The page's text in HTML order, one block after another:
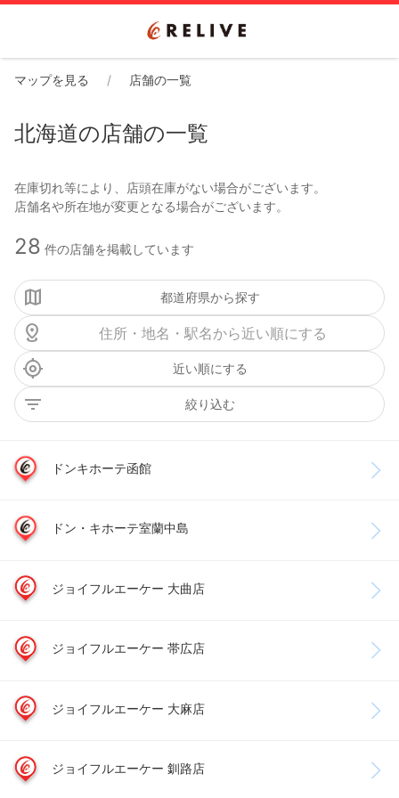
マップを見る 店舗の一覧
北海道の店舗の一覧
在庫切れ等により、店頭在庫がない場合がございます。
28 件の店舗を掲載しています
都道府県から探す
近い順にする
絞り込む
ドンキホーテ函館
ドン・キホーテ室蘭中島
ジョイフルエーケー 大曲店
ジョイフルエーケー 帯広店
ジョイフルエーケー 大麻店
ジョイフルエーケー 釧路店